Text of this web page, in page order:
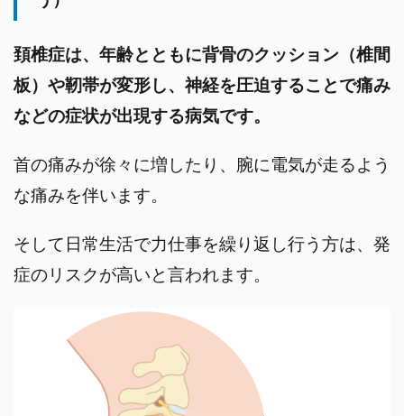
頚椎症は、年齢とともに背骨のクッション（椎間
板）や靭帯が変形し、神経を圧迫することで痛み
などの症状が出現する病気です。
首の痛みが徐々に増したり、腕に電気が走るよう
な痛みを伴います。
そして日常生活で力仕事を繰り返し行う方は、発
症のリスクが高いと言われます。